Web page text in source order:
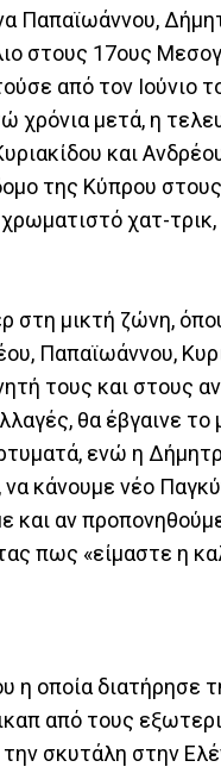
Παπαϊωάννου,
στους 17ους
από τον
χρόνια μετά, η
και
της Κύπρου
χατ-
στη μικτή ζώνη,
Παπαϊωάννου,
τους και
θα έβγαινε
ενώ η
κάνουμε νέο
αν
πως «είμαστε η
οποία διατήρησε
από τους
σκυτάλη στην